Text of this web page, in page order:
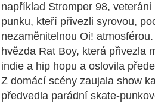
například Stromper 98,
punku, kteří přivezli syrovou,
nezaměnitelnou Oi!
hvězda Rat Boy, která přivezla
indie a hip hopu a oslovila
Z domácí scény zaujala show
předvedla parádní skate-